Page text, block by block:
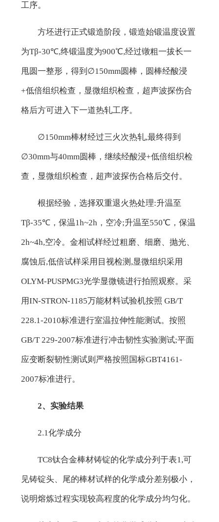
工序。
方坯进行正式锻造阶段，锻造始锻温度设置
为Tβ-30℃,终锻温度为900℃,经过镦粗一拔长一
甩圆一整形，得到∅150mm圆棒，圆棒经酸浸
+低倍组织检查，显微组织检查，超声波探伤合
格后方可进入下一道热轧工序。
∅150mm棒材经过三火次热轧,最终得到
∅30mm与40mm圆棒，继续经酸浸+低倍组织检
查，显微组织检查，超声波探伤合格后交付。
根据经验，选择双重退火热处理:升温至
Tβ-35℃，保温1h~2h，空冷;升温至550℃，保温
2h~4h,空冷。金相试样经过粗磨、细磨、抛光、
腐蚀后,低倍试样采用目视检测,显微组织采用
OLYM-PUSPMG3光学显微镜进行拍照观察。采
用IN-STRON-1185万能材料试验机按照 GB/T
228.1-2010标准进行室温拉伸性能测试。按照
GB/T 229-2007标准进行冲击韧性实验测试;平面
应变断裂韧性测试则严格按照国标GBT4161-
2007标准进行。
2、实验结果
2.1化学成分
TC8钛合金棒材铸锭的化学成分列于表1,可
见铸锭头、尾的棒材试样的化学成分差别极小，
说明熔炼过程实现较高程度的化学成分均匀化。